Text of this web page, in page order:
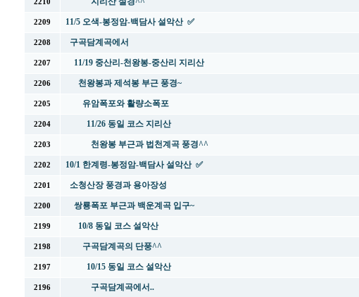
2210
2209 11/5 오색-봉정암-백담사 설악산 ✅
2208 구곡담계곡에서
2207 11/19 중산리-천왕봉-중산리 지리산
2206 천왕봉과 제석봉 부근 풍경~
2205 유암폭포와 활량소폭포
2204 11/26 동일 코스 지리산
2203 천왕봉 부근과 법천계곡 풍경^^
2202 10/1 한계령-봉정암-백담사 설악산 ✅
2201 소청산장 풍경과 용아장성
2200 쌍룡폭포 부근과 백운계곡 입구~
2199 10/8 동일 코스 설악산
2198 구곡담계곡의 단풍^^
2197 10/15 동일 코스 설악산
2196 구곡담계곡에서..